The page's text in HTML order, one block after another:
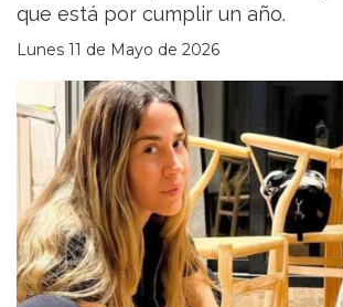
que está por cumplir un año.
Lunes 11 de Mayo de 2026